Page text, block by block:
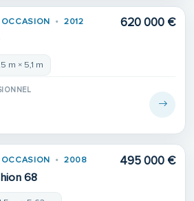
OCCASION 2012 620 000 €
m × 5,1 m
OCCASION 2008
68
495 000 €